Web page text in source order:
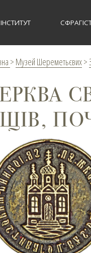
ІНСТИТУТ
> Музей Шереметьєвих>